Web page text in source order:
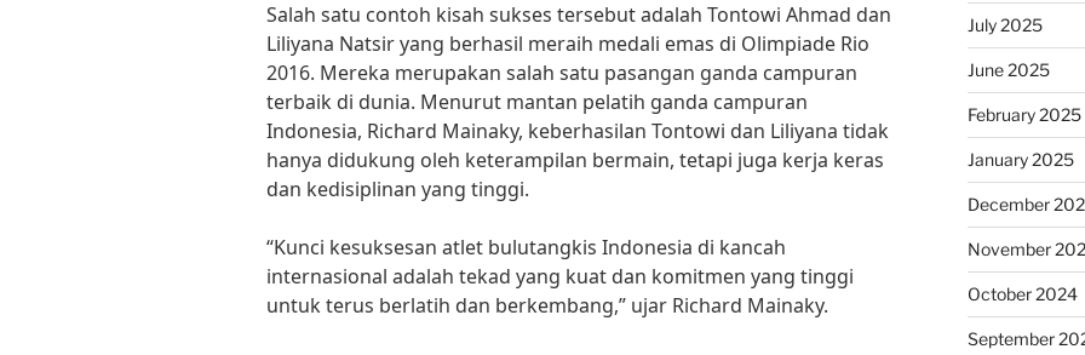
Salah satu contoh kisah sukses tersebut adalah Tontowi Ahmad dan
Liliyana Natsir yang berhasil meraih medali emas di Olimpiade Rio
2016. Mereka merupakan salah satu pasangan ganda campuran
terbaik di dunia. Menurut mantan pelatih ganda campuran
Indonesia, Richard Mainaky, keberhasilan Tontowi dan Liliyana tidak
hanya didukung oleh keterampilan bermain, tetapi juga kerja keras
dan kedisiplinan yang tinggi.
“Kunci kesuksesan atlet bulutangkis Indonesia di kancah
internasional adalah tekad yang kuat dan komitmen yang tinggi
untuk terus berlatih dan berkembang,” ujar Richard Mainaky.
July 2025
June 2025
February 2025
January 2025
December
November
October 2024
September